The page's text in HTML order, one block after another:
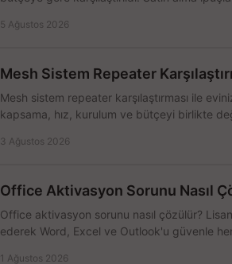
5 Ağustos 2026
Mesh Sistem Repeater
Mesh sistem repeater karşılaştırması ile
kapsama, hız, kurulum ve bütçeyi birlikte
3 Ağustos 2026
Office Aktivasyon Sorunu Nasıl
Office aktivasyon sorunu nasıl çözülür?
ederek Word, Excel ve Outlook'u güvenle
1 Ağustos 2026